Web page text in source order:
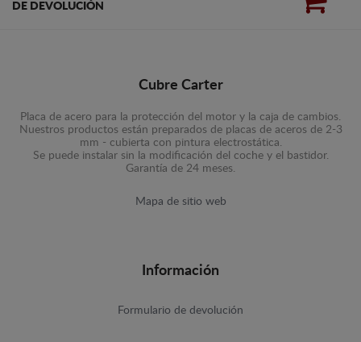
DE DEVOLUCIÓN
Cubre Carter
Placa de acero para la protección del motor y la caja de cambios.
Nuestros productos están preparados de placas de aceros de 2-3
mm - cubierta con pintura electrostática.
Se puede instalar sin la modificación del coche y el bastidor.
Garantía de 24 meses.
Mapa de sitio web
Información
Formulario de devolución